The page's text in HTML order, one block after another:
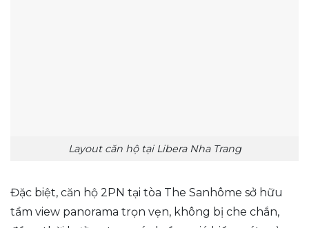
Layout căn hộ tại Libera Nha Trang
Đặc biệt, căn hộ 2PN tại tòa The Sanhôme sở hữu
tầm view panorama trọn vẹn, không bị che chắn,